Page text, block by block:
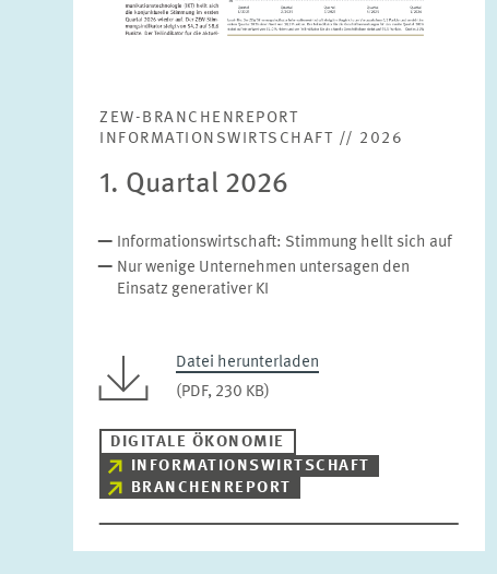
ZEW-BRANCHENREPORT
INFORMATIONSWIRTSCHAFT // 2026
1. Quartal 2026
Informationswirtschaft: Stimmung hellt sich auf
Nur wenige Unternehmen untersagen den
Einsatz generativer KI
Datei herunterladen
(PDF, 230 KB)
DIGITALE ÖKONOMIE
INFORMATIONSWIRTSCHAFT
BRANCHENREPORT